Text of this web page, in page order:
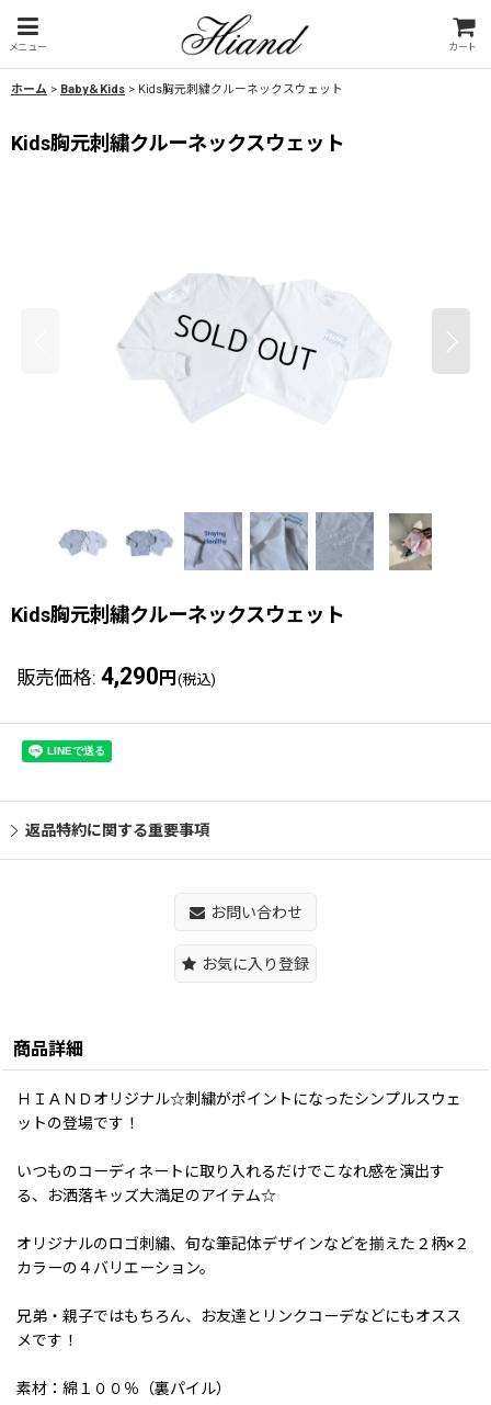
メニュー カート
ホーム > Baby＆Kids > Kids胸元刺繍クルーネックスウェット
Kids胸元刺繍クルーネックスウェット
Kids胸元刺繍クルーネックスウェット
販売価格: 4,290 円 (税込)
返品特約に関する重要事項
お問い合わせ
お気に入り登録
商品詳細
ＨＩＡＮＤオリジナル☆刺繍がポイントになったシンプルスウェ
ットの登場です！
いつものコーディネートに取り入れるだけでこなれ感を演出す
る、お洒落キッズ大満足のアイテム☆
オリジナルのロゴ刺繡、旬な筆記体デザインなどを揃えた２柄×２
カラーの４バリエーション。
兄弟・親子ではもちろん、お友達とリンクコーデなどにもオスス
メです！
素材：綿１００％（裏パイル）